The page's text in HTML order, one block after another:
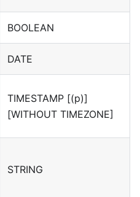
BOOLEAN
DATE
TIMESTAMP [(p)]
[WITHOUT TIMEZONE]
STRING